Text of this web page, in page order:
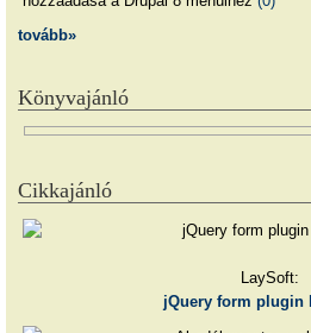
tovább»
Könyvajánló
Cikkajánló
LaySoft:
jQuery form plugin